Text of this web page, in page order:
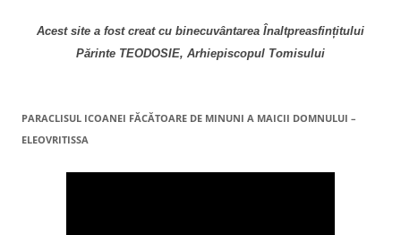
Acest site a fost creat cu binecuvântarea Înaltpreasfințitului
Părinte TEODOSIE, Arhiepiscopul Tomisului
PARACLISUL ICOANEI FĂCĂTOARE DE MINUNI A MAICII DOMNULUI –
ELEOVRITISSA